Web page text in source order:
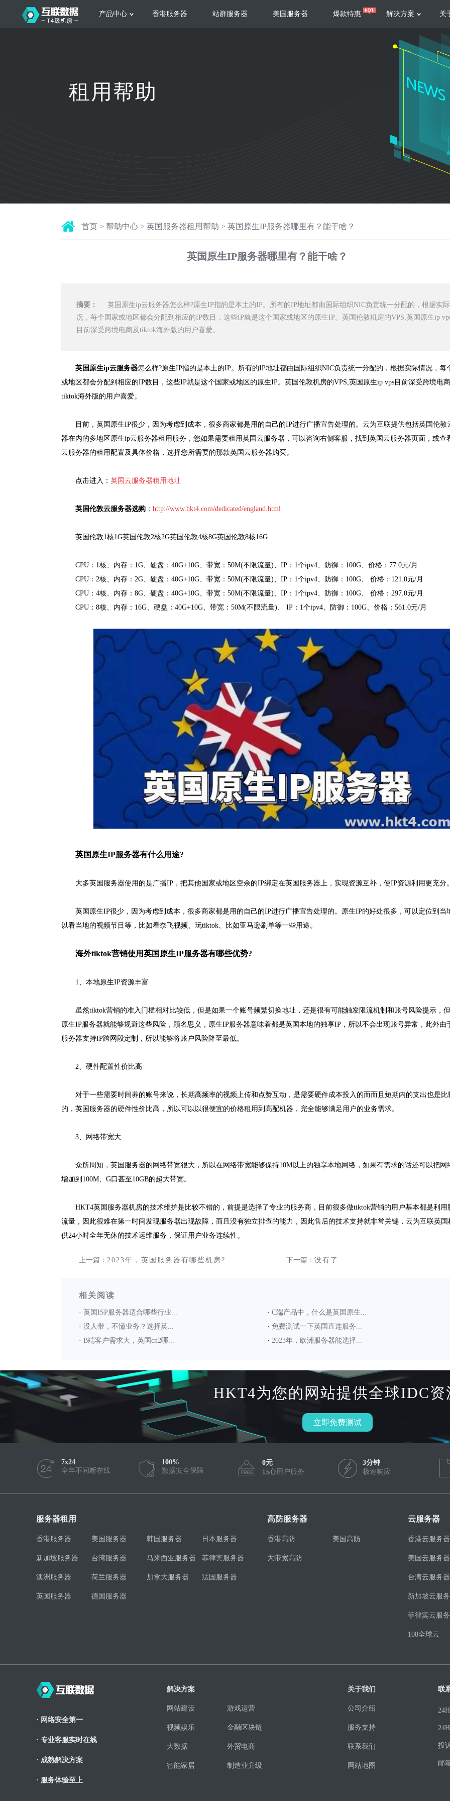
产品中心
新加坡服务器 台湾服务器
服务器
电信
香港服务器 站群服务器 美国服务器 爆款特惠 解决方案
根据不同规模的网站提供可定制化的架
构和 一站式协助
集源视频存储、高效自动转
以及 内容分发等功能，加
大数据营销
低成本有效采集、分析、
数据，降 低20%的人工成
关
服务支持
租用帮助
首页 > 帮助中心 > 英国服务器租用帮助 > 英国原生IP服务器哪里有？能干啥？
英国原生IP服务器哪里有？能干啥？
摘要：
英国原生ip云服务器怎么样?原生IP指的是本土的IP。所有的IP地址都由国际组织NIC负责统一分配的，根据实
况，每个国家或地区都会分配到相应的IP数目，这些IP就是这个国家或地区的原生IP。英国伦敦机房的VPS,英国原生ip
目前深受跨境电商及tiktok海外版的用户喜爱。
英国原生ip云服务器怎么样?原生IP指的是本土的IP。所有的IP地址都由国际组织NIC负责统一分配的，根据实际情况，每
或地区都会分配到相应的IP数目，这些IP就是这个国家或地区的原生IP。英国伦敦机房的VPS,英国原生ip vps目前深受跨境电
tiktok海外版的用户喜爱。
目前，英国原生IP很少，因为考虑到成本，很多商家都是用的自己的IP进行广播宣告处理的。云为互联提供包括英国伦敦
器在内的多地区原生ip云服务器租用服务，您如果需要租用英国云服务器，可以咨询右侧客服，找到英国云服务器页面，或查
云服务器的租用配置及具体价格，选择您所需要的那款英国云服务器购买。
点击进入： 英国云服务器租用地址
英国伦敦云服务器选购 ： http://www.hkt4.com/dedicated/england.html
英国伦敦1核1G英国伦敦2核2G英国伦敦4核8G英国伦敦8核16G
CPU：1核、内存：1G、硬盘：40G+10G、带宽：50M(不限流量)、IP：1个ipv4、防御：100G、价格：77.0元/月
CPU：2核、内存：2G、硬盘：40G+10G、带宽：50M(不限流量)、IP：1个ipv4、防御：100G、 价格：121.0元/月
CPU：4核、内存：8G、硬盘：40G+10G、带宽：50M(不限流量)、IP：1个ipv4、防御：100G、 价格：297.0元/月
CPU：8核、内存：16G、硬盘：40G+10G、带宽：50M(不限流量)、 IP：1个ipv4、防御：100G、价格：561.0元/月
英国原生IP服务器有什么用途?
大多英国服务器使用的是广播IP，把其他国家或地区空余的IP绑定在英国服务器上，实现资源互补，使IP资源利用更充分。
英国原生IP很少，因为考虑到成本，很多商家都是用的自己的IP进行广播宣告处理的。原生IP的好处很多，可以定位到当
以看当地的视频节目等，比如看奈飞视频、玩tiktok、比如亚马逊刷单等一些用途。
海外tiktok营销使用英国原生IP服务器有哪些优势?
1、本地原生IP资源丰富
虽然tiktok营销的准入门槛相对比较低，但是如果一个账号频繁切换地址，还是很有可能触发限流机制和账号风险提示，
原生IP服务器就能够规避这些风险，顾名思义，原生IP服务器意味着都是英国本地的独享IP，所以不会出现账号异常，此外由
服务器支持IP跨网段定制，所以能够将账户风险降至最低。
2、硬件配置性价比高
对于一些需要时间养的账号来说，长期高频率的视频上传和点赞互动，是需要硬件成本投入的而而且短期内的支出也是比
的，英国服务器的硬件性价比高，所以可以以很便宜的价格租用到高配机器，完全能够满足用户的业务需求。
3、网络带宽大
众所周知，英国服务器的网络带宽很大，所以在网络带宽能够保持10M以上的独享本地网络，如果有需求的话还可以把网
增加到100M、G口甚至10GB的超大带宽。
HKT4英国服务器机房的技术维护是比较不错的，前提是选择了专业的服务商，目前很多做tiktok营销的用户基本都是利用
流量，因此很难在第一时间发现服务器出现故障，而且没有独立排查的能力，因此售后的技术支持就非常关键，云为互联英国
供24小时全年无休的技术运维服务，保证用户业务连续性。
上一篇： 2023年，英国服务器有哪些机房? 下一篇： 没有了
相关阅读
· 英国ISP服务器适合哪些行业... · C端产品中，什么是英国原生...
· 没人带，不懂业务？选择英... · 免费测试一下英国直连服务...
· B端客户需求大，英国cn2哪... · 2023年，欧洲服务器能选择...
HKT4为您的网站提供全球IDC资
立即免费测试
7x24
全年不间断在线
100%
数据安全保障
0元
贴心用户服务
3分钟
极速响应
服务器租用
香港服务器 美国服务器 韩国服务器 日本服务器
新加坡服务器 台湾服务器 马来西亚服务器 菲律宾服务器
澳洲服务器 荷兰服务器 加拿大服务器 法国服务器
英国服务器 德国服务器
高防服务器
香港高防 美国高防
大带宽高防
云服务器
香港云服务器
美国云服务器
台湾云服务器
新加坡云服
菲律宾云服
108全球云
· 网络安全第一
· 专业客服实时在线
· 成熟解决方案
· 服务体验至上
解决方案
网站建设 游戏运营
视频娱乐 金融区块链
大数据 外贸电商
智能家居 制造业升级
关于我们
公司介绍
服务支持
联系我们
网站地图
联
投
邮